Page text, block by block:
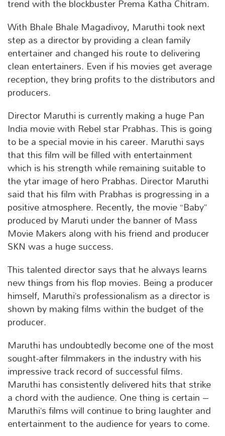
trend with the blockbuster Prema Katha Chitram.
With Bhale Bhale Magadivoy, Maruthi took next
step as a director by providing a clean family
entertainer and changed his route to delivering
clean entertainers. Even if his movies get average
reception, they bring profits to the distributors and
producers.
Director Maruthi is currently making a huge Pan
India movie with Rebel star Prabhas. This is going
to be a special movie in his career. Maruthi says
that this film will be filled with entertainment
which is his strength while remaining suitable to
the ytar image of hero Prabhas. Director Maruthi
said that his film with Prabhas is progressing in a
positive atmosphere. Recently, the movie “Baby”
produced by Maruti under the banner of Mass
Movie Makers along with his friend and producer
SKN was a huge success.
This talented director says that he always learns
new things from his flop movies. Being a producer
himself, Maruthi’s professionalism as a director is
shown by making films within the budget of the
producer.
Maruthi has undoubtedly become one of the most
sought-after filmmakers in the industry with his
impressive track record of successful films.
Maruthi has consistently delivered hits that strike
a chord with the audience. One thing is certain –
Maruthi’s films will continue to bring laughter and
entertainment to the audience for years to come.